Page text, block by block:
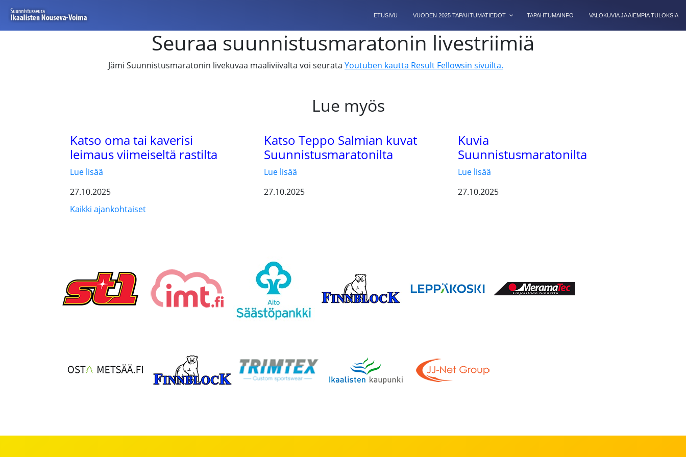
ETUSIVU VUODEN 2025 TAPAHTUMATIEDOT TAPAHTUMAINFO VALOKUVIA JA AIEMPIA TULOKSIA
Seuraa suunnistusmaratonin livestriimiä
Jämi Suunnistusmaratonin livekuvaa maaliviivalta voi seurata Youtuben kautta Result Fellowsin sivuilta.
Lue myös
Katso oma tai kaverisi
leimaus viimeiseltä rastilta
Lue lisää
27.10.2025
Katso Teppo Salmian kuvat
Suunnistusmaratonilta
Lue lisää
27.10.2025
Kuvia
Suunnistusmaratonilta
Lue lisää
27.10.2025
Kaikki ajankohtaiset